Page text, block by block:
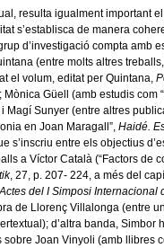
resulta igualment important
s’establisca de manera
d’investigació compta
(entre molts altres treballs,
el volum, editat per Quintana,
Güell (amb estudis com
Magí Sunyer (entre altres
en Joan Maragall”, Haidé.
s’inscriu entre els objectius
a Víctor Català (“Factors de
, 27, p. 207- 224, a més del
Actes del I Simposi Internacional
de Llorenç Villalonga (entre
d’altra banda,
sobre Joan Vinyoli (amb llibres